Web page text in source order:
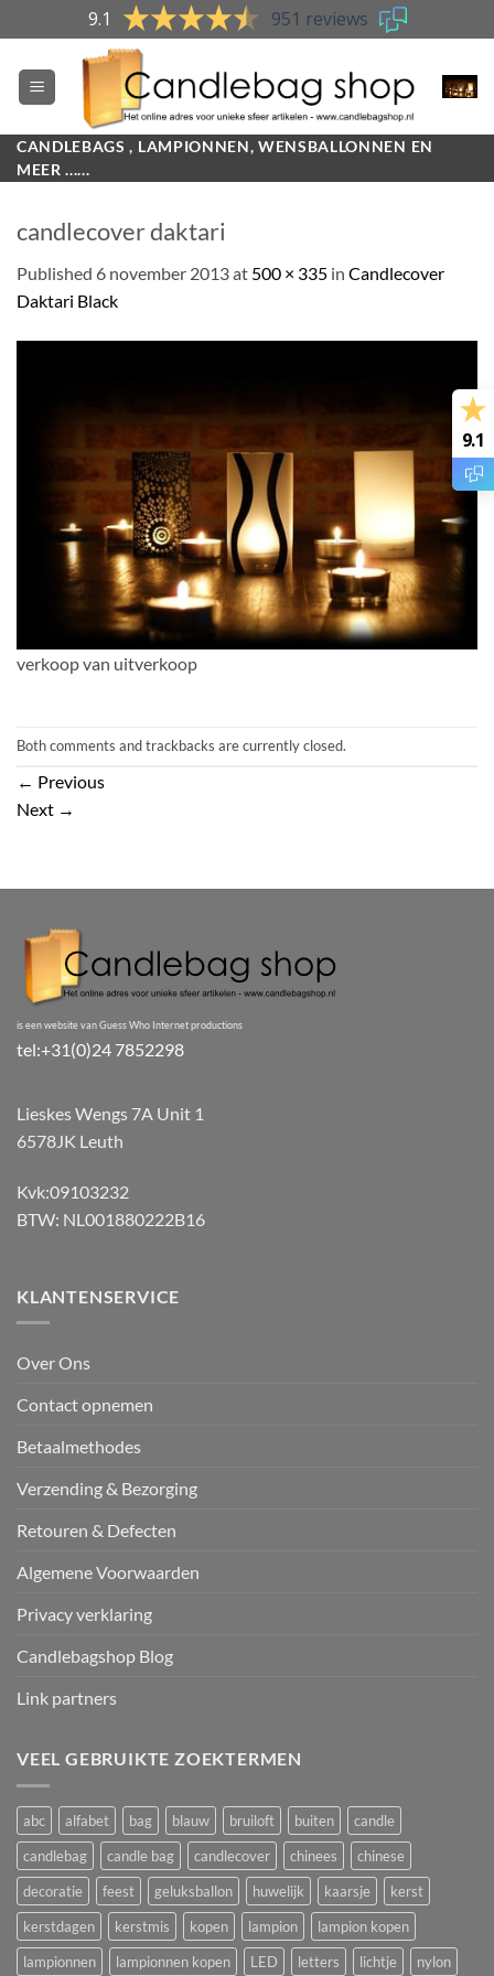
to
content
9.1 951 reviews
CANDLEBAGS , LAMPIONNEN, WENSBALLONNEN EN
MEER ......
candlecover daktari
Published 6 november 2013at 500 × 335 in Candlecover
Daktari Black
verkoop van uitverkoop
Both comments and trackbacks are currently closed.
← Previous
Next →
is een website van Guess Who Internet productions
tel:+31(0)24 7852298
Lieskes Wengs 7A Unit 1
6578JK Leuth
Kvk:09103232
BTW: NL001880222B16
KLANTENSERVICE
Over Ons
Contact opnemen
Betaalmethodes
Verzending & Bezorging
Retouren & Defecten
Algemene Voorwaarden
Privacy verklaring
Candlebagshop Blog
Link partners
VEEL GEBRUIKTE ZOEKTERMEN
abc alfabet bag blauw bruiloft buiten
candle
candlebag
candle bag candlecover chinees
chinese
decoratie
feest geluksballon huwelijk kaarsje
kerst
kerstdagen
kerstmis kopen lampion
lampion kopen
lampionnen
lampionnen kopen LED letters lichtje nylon
9.1